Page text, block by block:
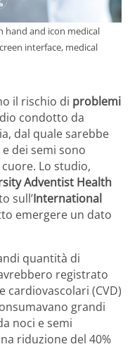
hand and icon medical
interface, medical
il rischio di problemi
condotto da
dal quale sarebbe
dei semi sono
Lo studio,
Adventist Health
sull’International
emergere un dato
quantità di
registrato
(CVD)
grandi
noci e semi
riduzione del 40%